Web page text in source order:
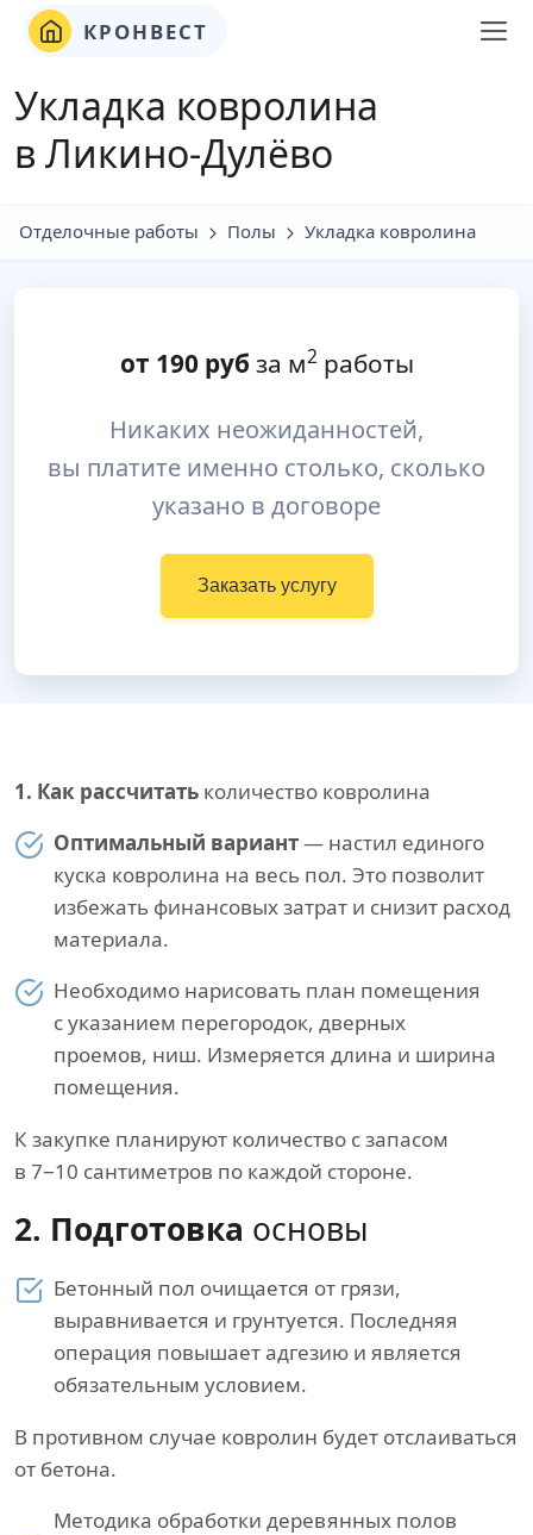
КРОНВЕСТ
Укладка ковролина
в Ликино-Дулёво
Отделочные работы Полы Укладка ковролина
от 190руб за м2работы
Никаких неожиданностей,
вы платите именно столько, сколько
указано в договоре
Заказать услугу
1. Как рассчитать количество ковролина
Оптимальный вариант— настил единого
куска ковролина на весь пол. Это позволит
избежать финансовых затрат и снизит расход
материала.
Необходимо нарисовать план помещения
с указанием перегородок, дверных
проемов, ниш. Измеряется длина и ширина
помещения.
К закупке планируют количество с запасом
в 7−10 сантиметров по каждой стороне.
2. Подготовка основы
Бетонный пол очищается от грязи,
выравнивается и грунтуется. Последняя
операция повышает адгезию и является
обязательным условием.
В противном случае ковролин будет отслаиваться
от бетона.
Методика обработки деревянных полов